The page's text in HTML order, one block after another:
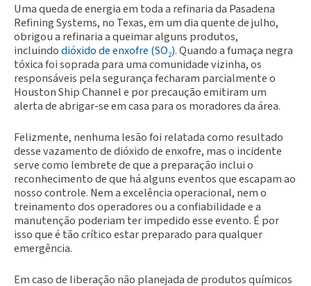
Uma queda de energia em toda a refinaria da Pasadena
Refining Systems, no Texas, em um dia quente de julho,
obrigou a refinaria a queimar alguns produtos,
incluindodióxido de enxofre (SO2). Quando a fumaça negra
tóxica foi soprada para uma comunidade vizinha, os
responsáveis pela segurança fecharam parcialmente o
Houston Ship Channel e por precaução emitiram um
alerta de abrigar-se em casa para os moradores da área.
Felizmente, nenhuma lesão foi relatada como resultado
desse vazamento de dióxido de enxofre, mas o incidente
serve como lembrete de que a preparação inclui o
reconhecimento de que há alguns eventos que escapam ao
nosso controle. Nem a excelência operacional, nem o
treinamento dos operadores ou a confiabilidade e a
manutenção poderiam ter impedido esse evento. É por
isso que é tão crítico estar preparado para qualquer
emergência.
Em caso de liberação não planejada de produtos químicos